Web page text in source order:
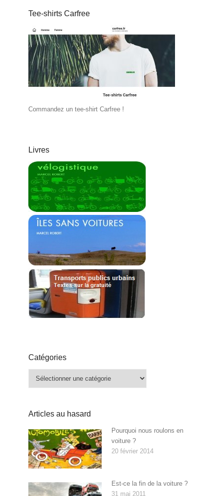
Tee-shirts Carfree
Commandez un tee-shirt Carfree !
Livres
Catégories
Catégories
Articles au hasard
Pourquoi nous roulons en
voiture ?
20 février 2014
Est-ce la fin de la voiture ?
31 mai 2011